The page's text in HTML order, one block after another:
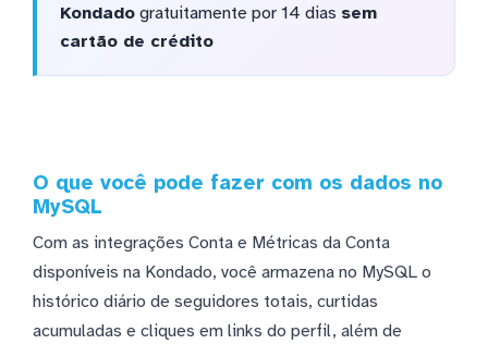
Kondadogratuitamente por 14 dias sem
cartão de crédito
O que você pode fazer com os dados no
MySQL
Com as integrações Conta e Métricas da Conta
disponíveis na Kondado, você armazena no MySQL o
histórico diário de seguidores totais, curtidas
acumuladas e cliques em links do perfil, além de